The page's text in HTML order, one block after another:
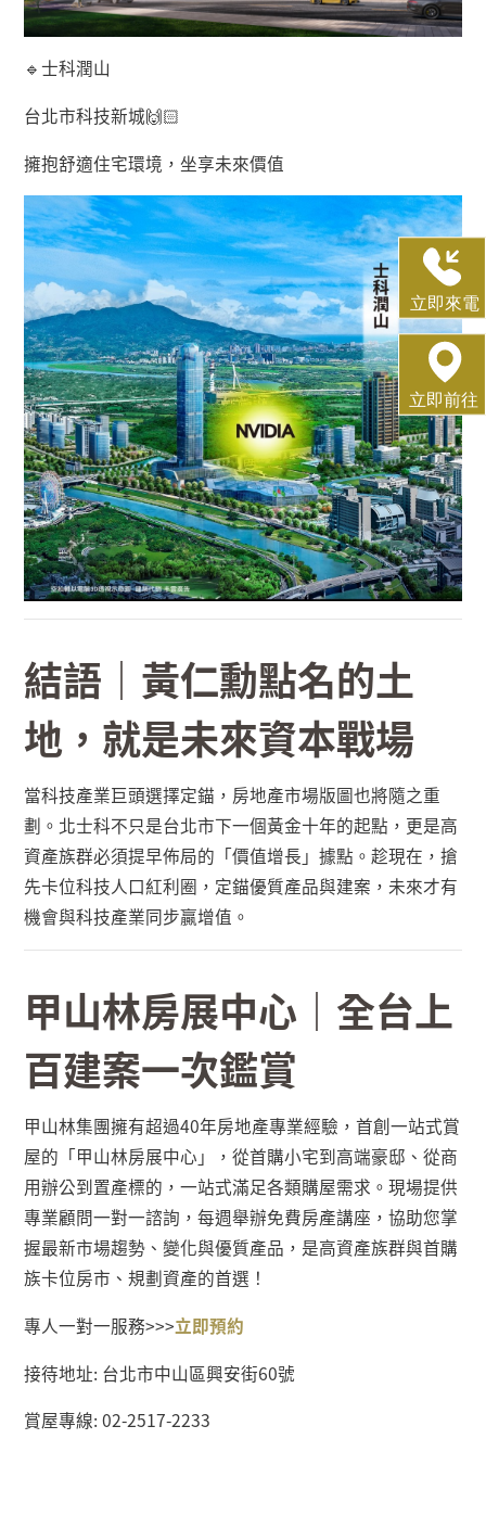
🔹士科潤山
台北市科技新城🙌🏻
擁抱舒適住宅環境，坐享未來價值
結語｜黃仁勳點名的土
地，就是未來資本戰場
當科技產業巨頭選擇定錨，房地產市場版圖也將隨之重
劃。北士科不只是台北市下一個黃金十年的起點，更是高
資產族群必須提早佈局的「價值增長」據點。趁現在，搶
先卡位科技人口紅利圈，定錨優質產品與建案，未來才有
機會與科技產業同步贏增值。
甲山林房展中心｜全台上
百建案一次鑑賞
甲山林集團擁有超過40年房地產專業經驗，首創一站式賞
屋的「甲山林房展中心」，從首購小宅到高端豪邸、從商
用辦公到置產標的，一站式滿足各類購屋需求。現場提供
專業顧問一對一諮詢，每週舉辦免費房產講座，協助您掌
握最新市場趨勢、變化與優質產品，是高資產族群與首購
族卡位房市、規劃資產的首選！
專人一對一服務>>>立即預約
接待地址: 台北市中山區興安街60號
賞屋專線: 02-2517-2233